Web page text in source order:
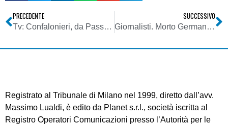
PRECEDENTE
Tv: Confalonieri, da Passera demagogia su beauty contest
SUCCESSIVO
Giornalisti. Morto Germano Mosconi giornalista di Telenuovo e Telearena di Verona
Registrato al Tribunale di Milano nel 1999, diretto dall’avv.
Massimo Lualdi, è edito da Planet s.r.l., società iscritta al
Registro Operatori Comunicazioni presso l’Autorità per le